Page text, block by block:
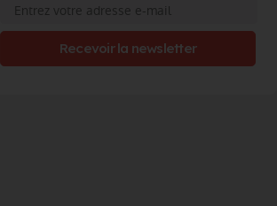
Recevoir la newsletter